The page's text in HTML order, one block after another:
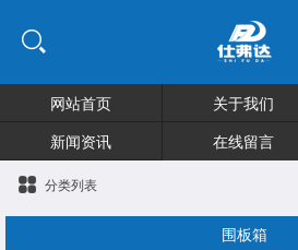
网站首页 关于我们
新闻资讯
在线留言
分类列表
围板箱